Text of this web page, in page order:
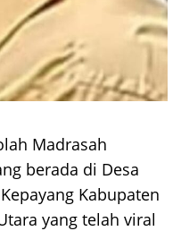
Madrasah
berada di Desa
Kabupaten
yang telah viral